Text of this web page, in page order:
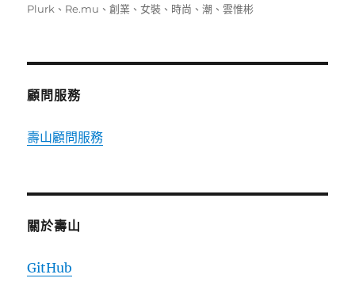
佈
類
籤
Plurk 、 Re.mu 、創業 、女裝 、 時尚 、潮 、雲惟彬
顧問服務
壽山顧問服務
關於壽山
GitHub